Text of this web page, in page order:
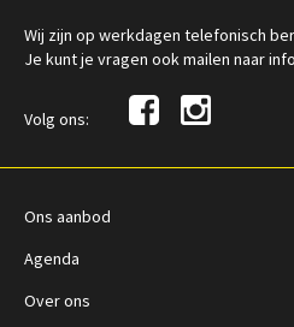
Wij zijn op werkdagen telefonisch
Je kunt je vragen ook mailen naar
Volg ons:
Ons aanbod
Agenda
Over ons